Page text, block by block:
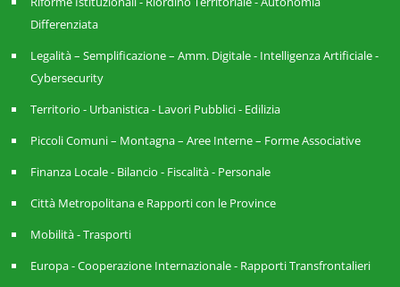
Differenziata
Legalità – Semplificazione – Amm. Digitale - Intelligenza Artificiale -
Cybersecurity
Territorio - Urbanistica - Lavori Pubblici - Edilizia
Piccoli Comuni – Montagna – Aree Interne – Forme Associative
Finanza Locale - Bilancio - Fiscalità - Personale
Città Metropolitana e Rapporti con le Province
Mobilità - Trasporti
Europa - Cooperazione Internazionale - Rapporti Transfrontalieri